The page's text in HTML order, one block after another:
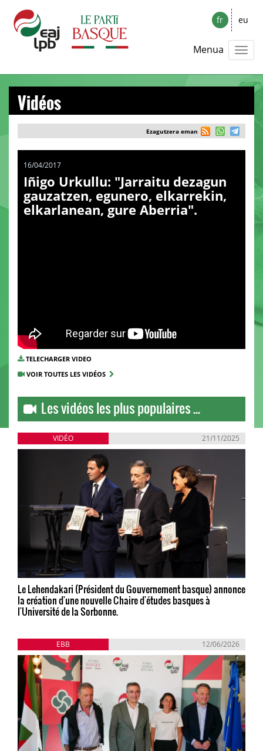
fr eu
Menua
Vidéos
Ezagutzera eman
16/04/2017
Iñigo Urkullu: "Jarraitu dezagun
gauzatzen, egunero, elkarrekin,
elkarlanean, gure Aberria".
TELECHARGER VIDEO
VOIR TOUTES LES VIDÉOS
Les vidéos les plus populaires ...
VIDÉO 21/11/2025
Le Lehendakari (Président du Gouvernement basque) annonce
la création d'une nouvelle Chaire d'études basques à
l'Université de la Sorbonne.
EBB 12/06/2026